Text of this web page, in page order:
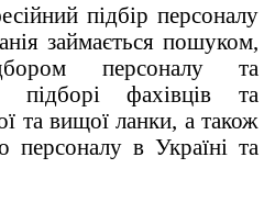
підбір персоналу
займається пошуком,
персоналу та
підборі фахівців та
та вищої ланки, а також
персоналу в Україні та